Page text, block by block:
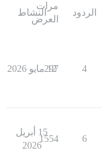
الردود
مرات
العرض
النشاط
4
297
12 مايو 2026
6
1554
15 أبريل
2026